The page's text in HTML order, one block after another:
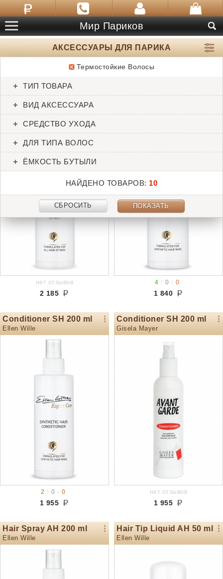
Мир Париков
АКСЕССУАРЫ ДЛЯ ПАРИКА
Термостойкие Волосы
ТИП ТОВАРА
ВИД АКСЕССУАРА
СРЕДСТВО УХОДА
ДЛЯ ТИПА ВОЛОС
ЁМКОСТЬ БУТЫЛИ
НАЙДЕНО ТОВАРОВ: 10
СБРОСИТЬ ПОКАЗАТЬ
Anti Static Spray AH 200
нет отзывов
2 185
4 ↑0 ↓0
1 840
Conditioner SH 200 ml
Ellen Wille
2 ↑0 ↓0
1 955
Conditioner SH 200 ml
Gisela Mayer
нет отзывов
1 955
Hair Spray AH 200 ml
Ellen Wille
Hair Tip Liquid AH 50 ml
Ellen Wille